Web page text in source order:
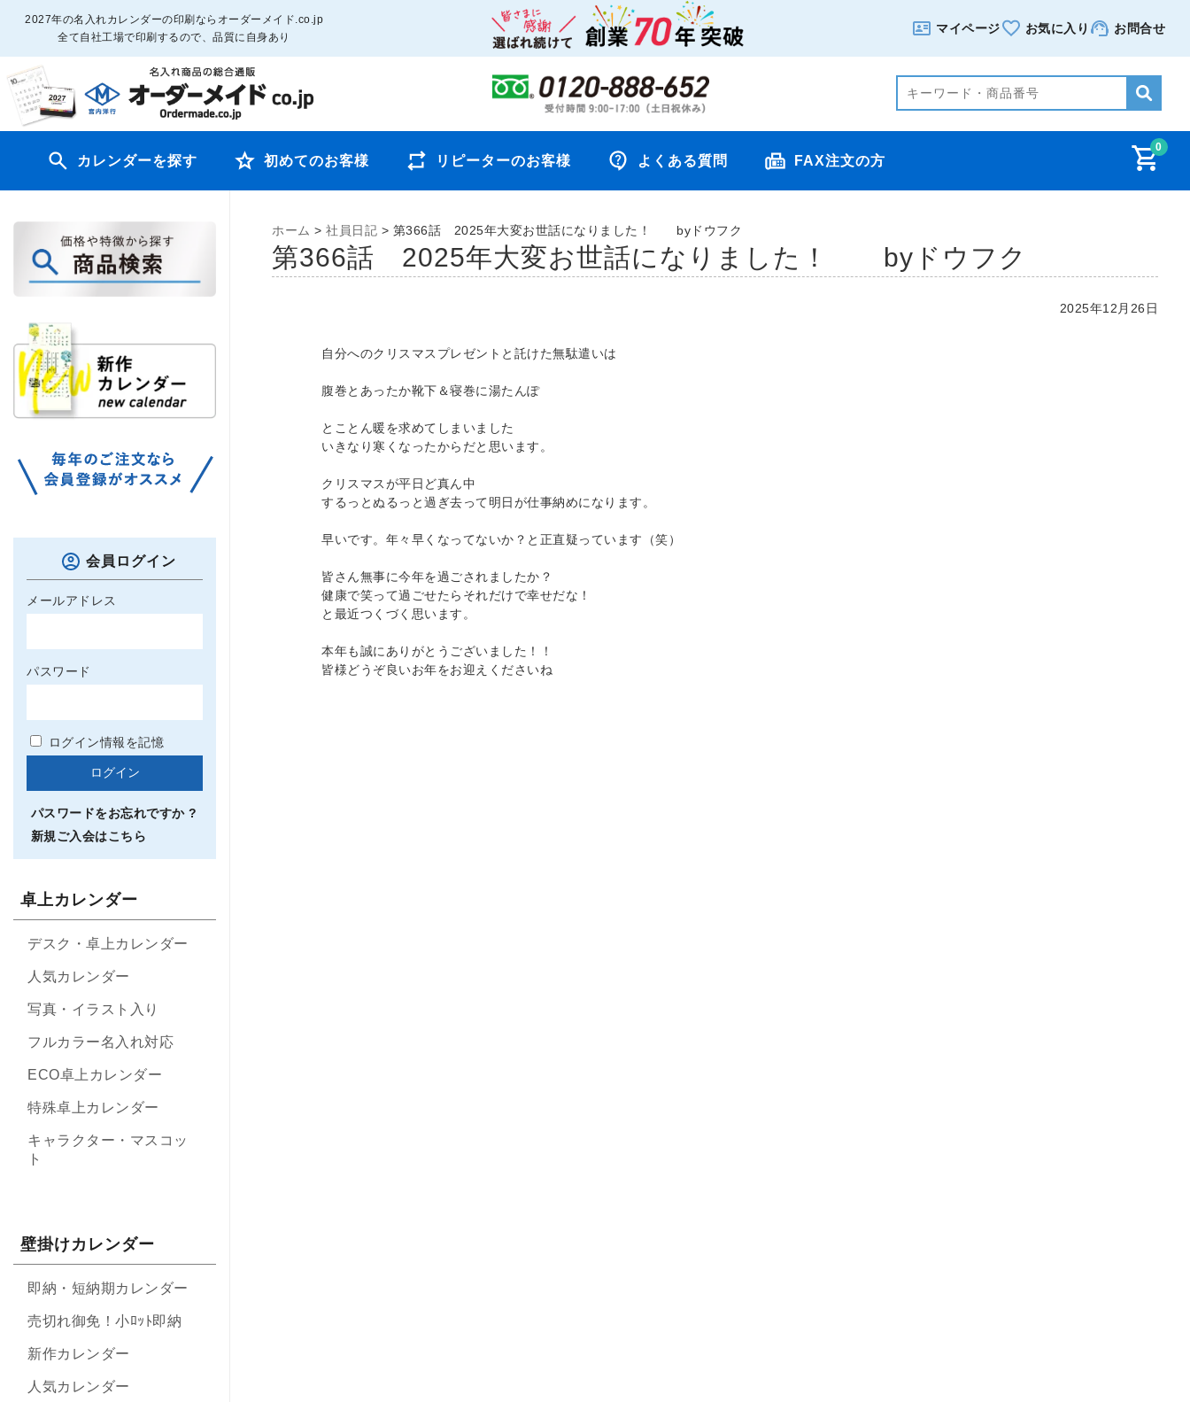
2027年の名入れカレンダーの印刷ならオーダーメイド.co.jp
全て自社工場で印刷するので、品質に自身あり
マイページ お気に入り お問合せ
0
カレンダーを探す 初めてのお客様 リピーターのお客様 よくある質問 FAX注文の方
ホーム > 社員日記 > 第366話 2025年大変お世話になりました！ byドウフク
第366話 2025年大変お世話になりました！ byドウフク
2025年12月26日
自分へのクリスマスプレゼントと託けた無駄遣いは
腹巻とあったか靴下＆寝巻に湯たんぽ
とことん暖を求めてしまいました
いきなり寒くなったからだと思います。
クリスマスが平日ど真ん中
するっとぬるっと過ぎ去って明日が仕事納めになります。
早いです。年々早くなってないか？と正直疑っています（笑）
皆さん無事に今年を過ごされましたか？
健康で笑って過ごせたらそれだけで幸せだな！
と最近つくづく思います。
本年も誠にありがとうございました！！
皆様どうぞ良いお年をお迎えくださいね
会員ログイン
メールアドレス
パスワード
ログイン情報を記憶
パスワードをお忘れですか ?
新規ご入会はこちら
卓上カレンダー
デスク・卓上カレンダー
人気カレンダー
写真・イラスト入り
フルカラー名入れ対応
ECO卓上カレンダー
特殊卓上カレンダー
キャラクター・マスコッ
ト
壁掛けカレンダー
即納・短納期カレンダー
売切れ御免！小ﾛｯﾄ即納
新作カレンダー
人気カレンダー